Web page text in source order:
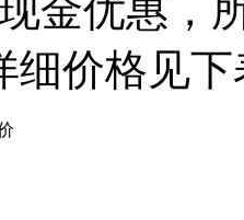
金优惠，
细价格见